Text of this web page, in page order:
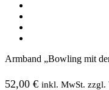
Armband „Bowling mit
52,00 € inkl. MwSt. zzgl.